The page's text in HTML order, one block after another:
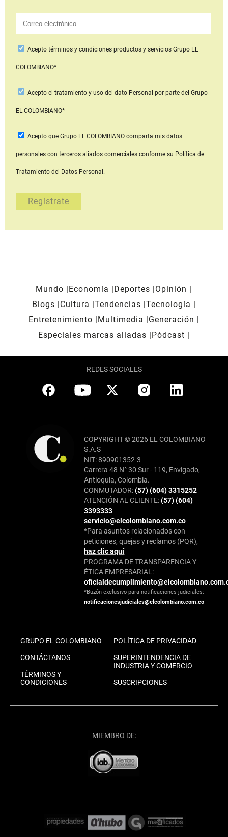
Aceptotérminos y condiciones productos y serviciosGrupo EL
COLOMBIANO*
Acepto el tratamiento y uso del dato Personal por parte del Grupo
EL COLOMBIANO*
Acepto que Grupo EL COLOMBIANOcomparta mis datos
personales con terceros aliados comerciales conforme su Política de
Tratamiento del Datos Personal.
Mundo Economía Deportes
Opinión
Blogs
Cultura Tendencias Tecnología
Entretenimiento
Multimedia
Generación
Especiales marcas aliadas
Pódcast
REDES SOCIALES
COPYRIGHT © 2026 EL COLOMBIANO
S.A.S
NIT: 890901352-3
Carrera 48 N° 30 Sur - 119, Envigado,
Antioquia, Colombia.
CONMUTADOR:(57) (604) 3315252
ATENCIÓN AL CLIENTE:(57) (604)
3393333
servicio@elcolombiano.com.co
*Para asuntos relacionados con
peticiones, quejas y reclamos (PQR),
haz clic aquí
PROGRAMA DE TRANSPARENCIA Y
ÉTICA EMPRESARIAL:
*Buzón exclusivo para notificaciones judiciales:
notificacionesjudiciales@elcolombiano.com.co
GRUPO EL COLOMBIANO
CONTÁCTANOS
TÉRMINOS Y
CONDICIONES
POLÍTICA DE PRIVACIDAD
SUPERINTENDENCIA DE
INDUSTRIA Y COMERCIO
SUSCRIPCIONES
MIEMBRO DE: